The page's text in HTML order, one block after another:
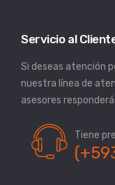
Servicio al
Si deseas atención
nuestra línea de
asesores
Tiene